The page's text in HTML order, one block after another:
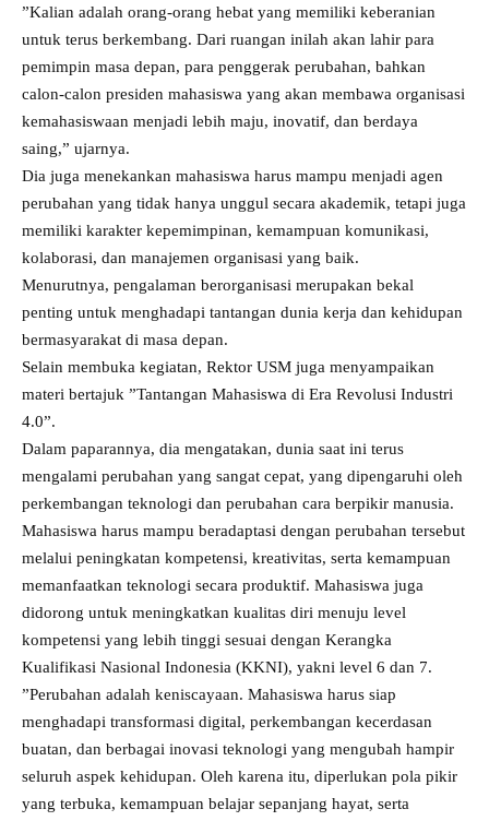
”Kalian adalah orang-orang hebat yang memiliki keberanian
untuk terus berkembang. Dari ruangan inilah akan lahir para
pemimpin masa depan, para penggerak perubahan, bahkan
calon-calon presiden mahasiswa yang akan membawa organisasi
kemahasiswaan menjadi lebih maju, inovatif, dan berdaya
saing,” ujarnya.
Dia juga menekankan mahasiswa harus mampu menjadi agen
perubahan yang tidak hanya unggul secara akademik, tetapi juga
memiliki karakter kepemimpinan, kemampuan komunikasi,
kolaborasi, dan manajemen organisasi yang baik.
Menurutnya, pengalaman berorganisasi merupakan bekal
penting untuk menghadapi tantangan dunia kerja dan kehidupan
bermasyarakat di masa depan.
Selain membuka kegiatan, Rektor USM juga menyampaikan
materi bertajuk ”Tantangan Mahasiswa di Era Revolusi Industri
4.0”.
Dalam paparannya, dia mengatakan, dunia saat ini terus
mengalami perubahan yang sangat cepat, yang dipengaruhi oleh
perkembangan teknologi dan perubahan cara berpikir manusia.
Mahasiswa harus mampu beradaptasi dengan perubahan tersebut
melalui peningkatan kompetensi, kreativitas, serta kemampuan
memanfaatkan teknologi secara produktif. Mahasiswa juga
didorong untuk meningkatkan kualitas diri menuju level
kompetensi yang lebih tinggi sesuai dengan Kerangka
Kualifikasi Nasional Indonesia (KKNI), yakni level 6 dan 7.
”Perubahan adalah keniscayaan. Mahasiswa harus siap
menghadapi transformasi digital, perkembangan kecerdasan
buatan, dan berbagai inovasi teknologi yang mengubah hampir
seluruh aspek kehidupan. Oleh karena itu, diperlukan pola pikir
yang terbuka, kemampuan belajar sepanjang hayat, serta